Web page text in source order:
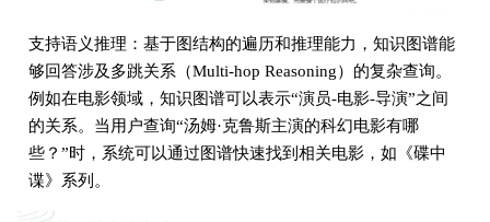
支持语义推理：基于图结构的遍历和推理能力，知识图谱能
够回答涉及多跳关系（Multi-hop Reasoning）的复杂查询。
例如在电影领域，知识图谱可以表示“演员-电影-导演”之间
的关系。当用户查询“汤姆·克鲁斯主演的科幻电影有哪
些？”时，系统可以通过图谱快速找到相关电影，如《碟中
谍》系列。